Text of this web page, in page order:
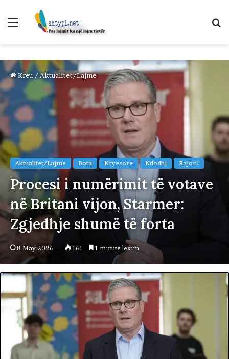
Menu
Kreu /Aktualitet/Lajme
Aktualitet/Lajme Bota Kryesore Ndodhi Rajoni
Procesi i numërimit të votave
në Britani vijon, Starmer:
Zgjedhje shumë të forta
8 May 2026 161 1 minutë lexim